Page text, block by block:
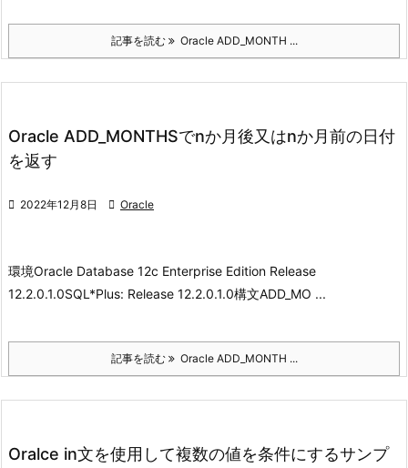
記事を読む Oracle ADD_MONTH ...
Oracle ADD_MONTHSでnか月後又はnか月前の日付
を返す
 2022年12月8日  Oracle
環境Oracle Database 12c Enterprise Edition Release
12.2.0.1.0SQL*Plus: Release 12.2.0.1.0構文ADD_MO ...
記事を読む Oracle ADD_MONTH ...
Oralce in文を使用して複数の値を条件にするサンプ